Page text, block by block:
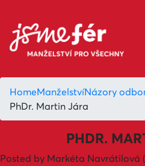
HomeManželstvíNázory
PhDr. Martin Jára
PHDR.
Posted by Markéta Navrátilová